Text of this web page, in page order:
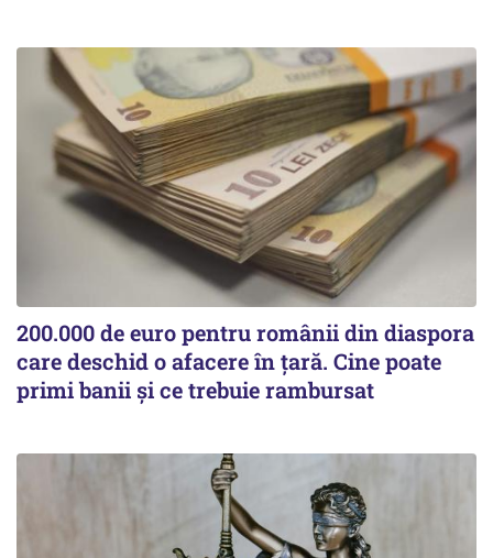
200.000 de euro pentru românii din diaspora
care deschid o afacere în țară. Cine poate
primi banii și ce trebuie rambursat